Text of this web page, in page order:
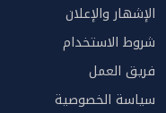
الإشهار والإعلان
شروط الاستخدام
فريق العمل
سياسة الخصوصية